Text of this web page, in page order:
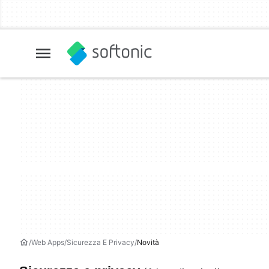
Web Apps Sicurezza E Privacy Novità